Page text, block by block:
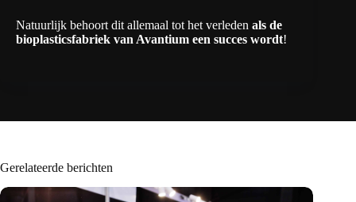
Natuurlijk behoort dit allemaal tot het verleden als de
bioplasticsfabriek van Avantium een succes wordt!
Gerelateerde berichten